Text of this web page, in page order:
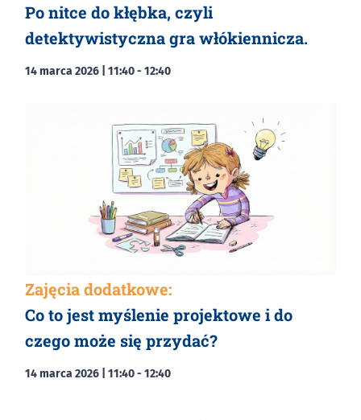
Po nitce do kłębka, czyli
detektywistyczna gra włókiennicza.
14 marca 2026 | 11:40- 12:40
Zajęcia dodatkowe:
Co to jest myślenie projektowe i do
czego może się przydać?
14 marca 2026 | 11:40- 12:40